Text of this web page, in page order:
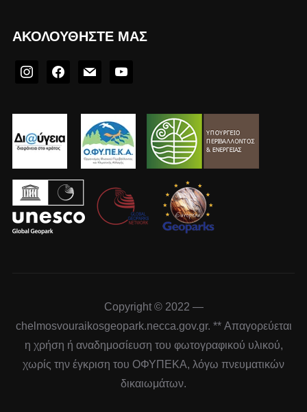
ΑΚΟΛΟΥΘΉΣΤΕ ΜΑΣ
instagramfacebookmail youtube
Copyright © 2022 —
chelmosvouraikosgeopark.necca.gov.gr. ** Απαγορεύεται
η χρήση ή αναδημοσίευση του φωτογραφικού υλικού,
χωρίς την έγκριση του ΟΦΥΠΕΚΑ, λόγω πνευματικών
δικαιωμάτων.